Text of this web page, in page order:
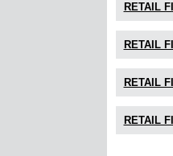
RETAIL
RETAIL
RETAIL
RETAIL